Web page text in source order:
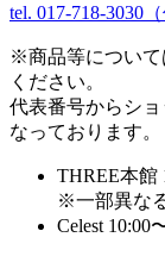
tel. 017-718-3030（
※商品等について
ください。
代表番号からシ
なっております。
THREE本館
※一部異な
Celest 10:00